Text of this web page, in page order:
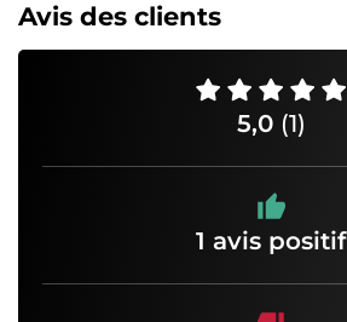
Avis des clients
5,0 (1)
1 avis positif